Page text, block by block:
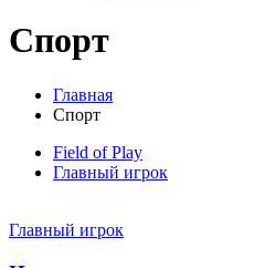
Спорт
Главная
Спорт
Field of Play
Главный игрок
Главный игрок